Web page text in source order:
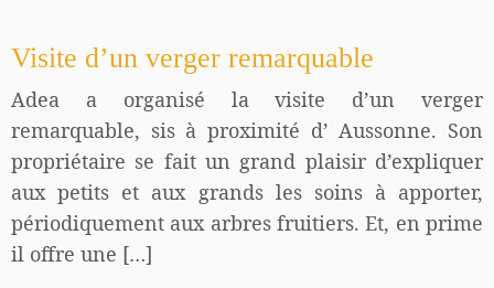
Visite d’un verger remarquable
Adea a organisé la visite d’un verger
remarquable, sis à proximité d’ Aussonne. Son
propriétaire se fait un grand plaisir d’expliquer
aux petits et aux grands les soins à apporter,
périodiquement aux arbres fruitiers. Et, en prime
il offre une […]